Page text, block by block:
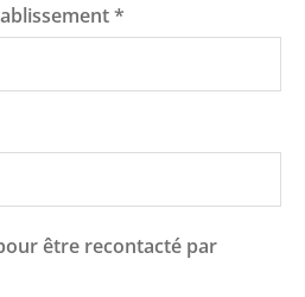
*
être recontacté par